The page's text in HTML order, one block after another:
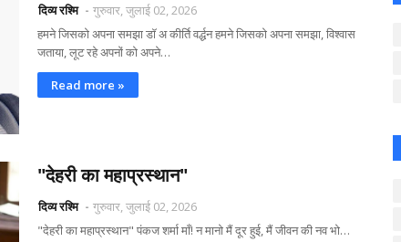
दिव्य रश्मि
गुरुवार, जुलाई 02, 2026
हमने जिसको अपना समझा डॉ अ कीर्ति वर्द्धन हमने जिसको अपना समझा, विश्वास
जताया, लूट रहे अपनों को अपने…
Read more »
"देहरी का महाप्रस्थान"
दिव्य रश्मि
गुरुवार, जुलाई 02, 2026
"देहरी का महाप्रस्थान" पंकज शर्मा माँ! न मानो मैं दूर हुई, मैं जीवन की नव भो…